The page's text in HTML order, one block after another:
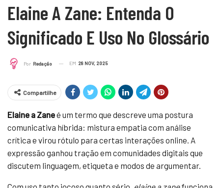
Elaine A Zane: Entenda O
Significado E Uso No Glossário
Por Redação EM 28 NOV, 2025
Compartilhe
Elaine a Zaneé um termo que descreve uma postura
comunicativa híbrida: mistura empatia com análise
crítica e virou rótulo para certas interações online. A
expressão ganhou tração em comunidades digitais que
discutem linguagem, etiqueta e modos de argumentar.